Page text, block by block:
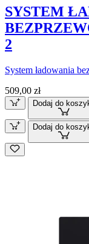
SYSTEM
2
System ładowania
509,00 zł
Dodaj do
Dodaj do